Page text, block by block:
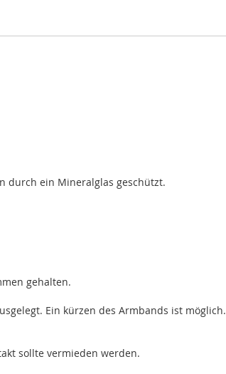
durch ein Mineralglas geschützt.
gehalten.
Ein kürzen des Armbands ist möglich.
sollte vermieden werden.